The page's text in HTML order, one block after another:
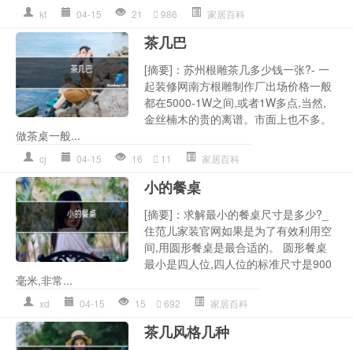
kt 04-15 21 986 家居百科
茶几巴
[摘要]：苏州根雕茶几多少钱一张?- 一
起装修网南方根雕制作厂出场价格一般
都在5000-1W之间,或者1W多点,当然,
金丝楠木的贵的离谱。市面上也不多。
做茶桌一般...
cj 04-15 16 11 家居百科
小的餐桌
[摘要]：求解最小的餐桌尺寸是多少?_
住范儿家装官网如果是为了有效利用空
间,用圆形餐桌是最合适的。 圆形餐桌
最小是四人位,四人位的标准尺寸是900
毫米,非常...
xd 04-15 15 692 家居百科
茶几风格几种